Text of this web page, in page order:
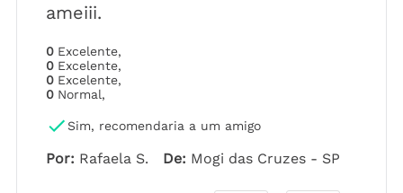
ameiii.
0 Excelente,
0 Excelente,
0 Excelente,
0 Normal,
Sim, recomendaria a um amigo
Por: Rafaela S. De: Mogi das Cruzes - SP